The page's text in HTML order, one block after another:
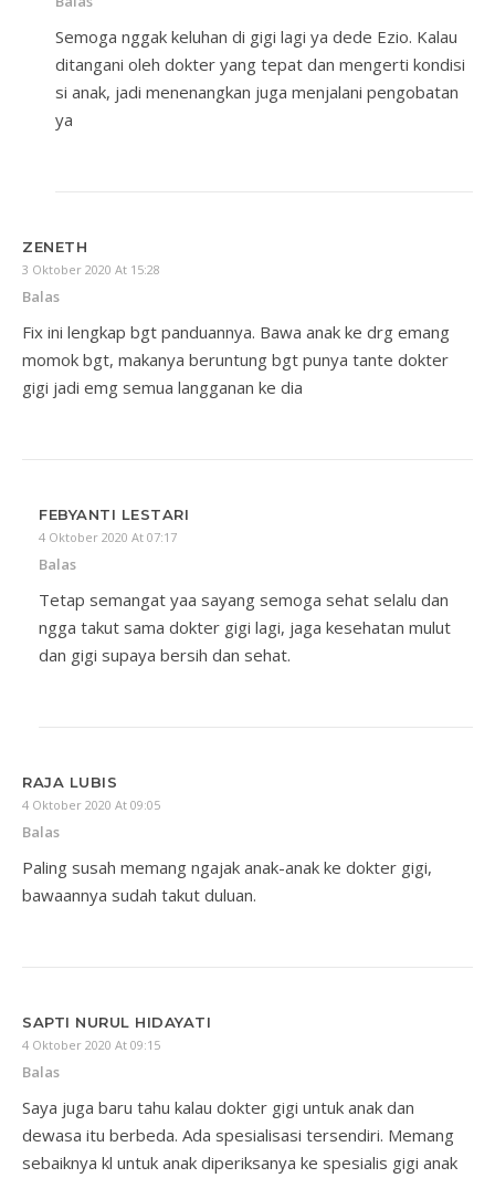
Semoga nggak keluhan di gigi lagi ya dede Ezio. Kalau
ditangani oleh dokter yang tepat dan mengerti kondisi
si anak, jadi menenangkan juga menjalani pengobatan
ya
ZENETH
3 Oktober 2020 At 15:28
Balas
Fix ini lengkap bgt panduannya. Bawa anak ke drg emang
momok bgt, makanya beruntung bgt punya tante dokter
gigi jadi emg semua langganan ke dia
FEBYANTI LESTARI
4 Oktober 2020 At 07:17
Balas
Tetap semangat yaa sayang semoga sehat selalu dan
ngga takut sama dokter gigi lagi, jaga kesehatan mulut
dan gigi supaya bersih dan sehat.
RAJA LUBIS
4 Oktober 2020 At 09:05
Balas
Paling susah memang ngajak anak-anak ke dokter gigi,
bawaannya sudah takut duluan.
SAPTI NURUL HIDAYATI
4 Oktober 2020 At 09:15
Balas
Saya juga baru tahu kalau dokter gigi untuk anak dan
dewasa itu berbeda. Ada spesialisasi tersendiri. Memang
sebaiknya kl untuk anak diperiksanya ke spesialis gigi anak